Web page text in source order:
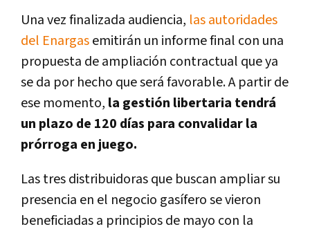
Una vez finalizada audiencia, las autoridades
del Enargasemitirán un informe final con una
propuesta de ampliación contractual que ya
se da por hecho que será favorable. A partir de
ese momento, la gestión libertaria tendrá
un plazo de 120 días para convalidar la
prórroga en juego.
Las tres distribuidoras que buscan ampliar su
presencia en el negocio gasífero se vieron
beneficiadas a principios de mayo con la